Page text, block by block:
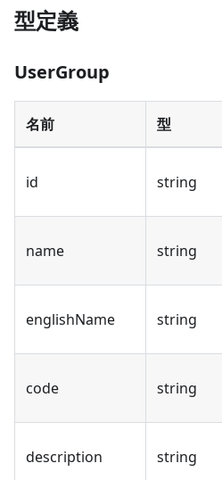
型定義
UserGroup
名前 型
id string
name string
englishName string
code string
description string